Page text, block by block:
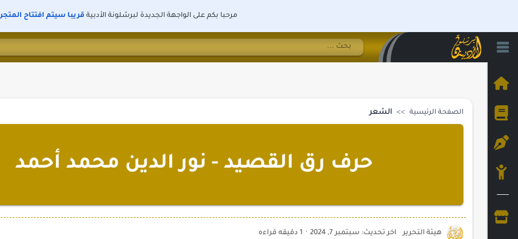
مرحبا بكم على الواجهة الجديدة لبرشلونة الأدبية قريبا سيتم افتتاح المتجر
الصفحة الرئيسية الشعر
حرف رق القصيد - نور الدين محمد أحمد
1 دقيقه قراءه